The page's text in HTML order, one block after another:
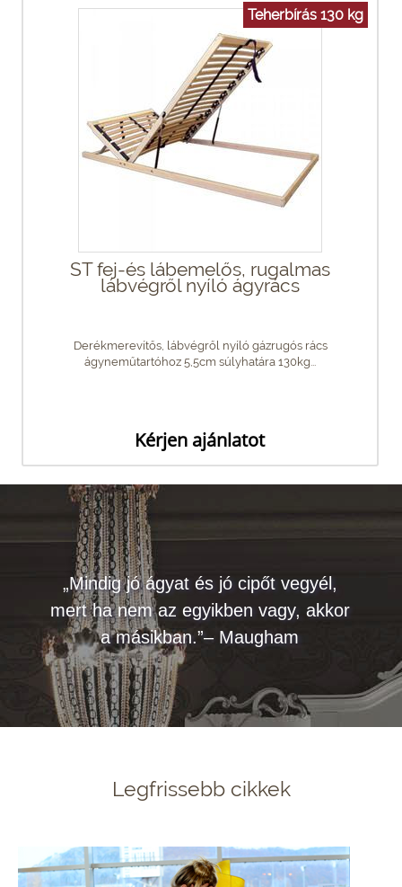
Teherbírás 130 kg
ST fej-és lábemelős, rugalmas
lábvégről nyíló ágyrács
Derékmerevítős, lábvégről nyíló gázrugós rács
ágyneműtartóhoz 5,5cm súlyhatára 130kg...
Kérjen ajánlatot
„Mindig jó ágyat és jó cipőt vegyél,
mert ha nem az egyikben vagy, akkor
a másikban.”– Maugham
Legfrissebb cikkek